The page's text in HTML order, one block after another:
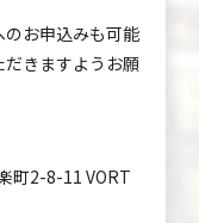
お申込みも可能
きますようお願
町2-8-11 VORT